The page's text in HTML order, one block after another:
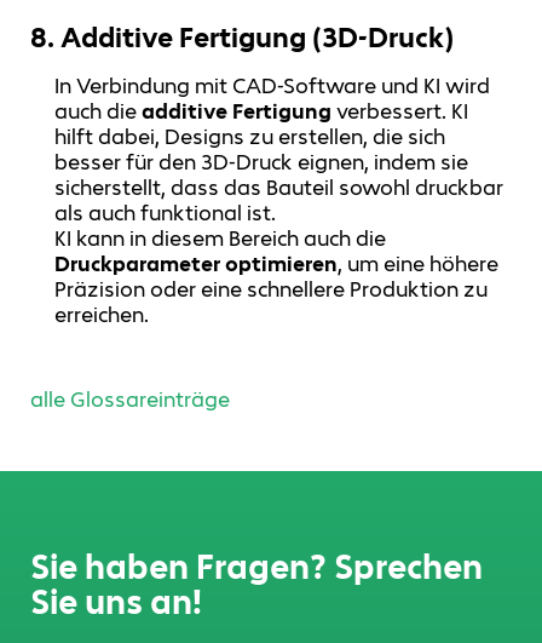
8. Additive Fertigung (3D-Druck)
In Verbindung mit CAD-Software und KI wird
auch dieadditive Fertigung verbessert. KI
hilft dabei, Designs zu erstellen, die sich
besser für den 3D-Druck eignen, indem sie
sicherstellt, dass das Bauteil sowohl druckbar
als auch funktional ist.
KI kann in diesem Bereich auch die
Druckparameter optimieren, um eine höhere
Präzision oder eine schnellere Produktion zu
erreichen.
alle Glossareinträge
Sie haben Fragen? Sprechen
Sie uns an!